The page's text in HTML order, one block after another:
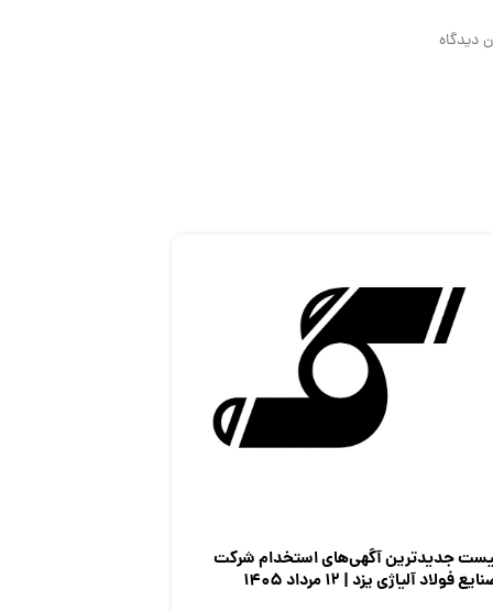
دیدگاه
جدیدترین آگهی‌های استخدام شرکت
فولاد آلیاژی یزد | ۱۲ مرداد ۱۴۰۵